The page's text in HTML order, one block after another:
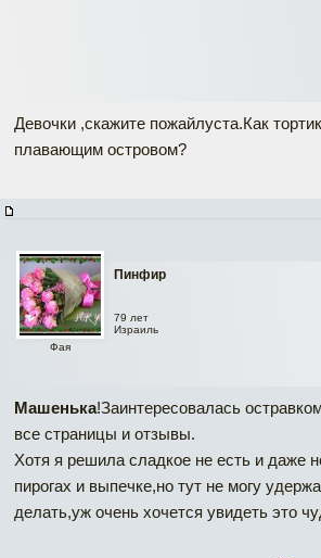
Девочки ,скажите пожайлуста.Как
плавающим островом?
Пинфир
Фая
79 лет
Израиль
Машенька!Заинтересовалась
все страницы и отзывы.
Хотя я решила сладкое не есть и даже
пирогах и выпечке,но тут не могу
делать,уж очень хочется увидеть это